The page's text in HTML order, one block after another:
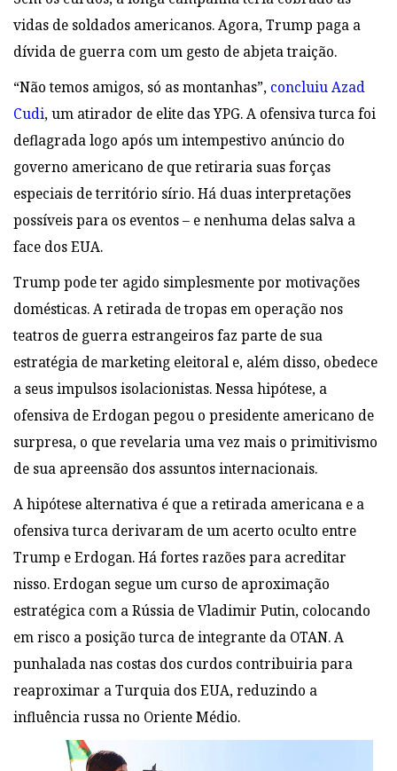
vidas de soldados americanos. Agora, Trump paga a
dívida de guerra com um gesto de abjeta traição.
“Não temos amigos, só as montanhas”, concluiu Azad
Cudi, um atirador de elite das YPG. A ofensiva turca foi
deflagrada logo após um intempestivo anúncio do
governo americano de que retiraria suas forças
especiais de território sírio. Há duas interpretações
possíveis para os eventos – e nenhuma delas salva a
face dos EUA.
Trump pode ter agido simplesmente por motivações
domésticas. A retirada de tropas em operação nos
teatros de guerra estrangeiros faz parte de sua
estratégia de marketing eleitoral e, além disso, obedece
a seus impulsos isolacionistas. Nessa hipótese, a
ofensiva de Erdogan pegou o presidente americano de
surpresa, o que revelaria uma vez mais o primitivismo
de sua apreensão dos assuntos internacionais.
A hipótese alternativa é que a retirada americana e a
ofensiva turca derivaram de um acerto oculto entre
Trump e Erdogan. Há fortes razões para acreditar
nisso. Erdogan segue um curso de aproximação
estratégica com a Rússia de Vladimir Putin, colocando
em risco a posição turca de integrante da OTAN. A
punhalada nas costas dos curdos contribuiria para
reaproximar a Turquia dos EUA, reduzindo a
influência russa no Oriente Médio.